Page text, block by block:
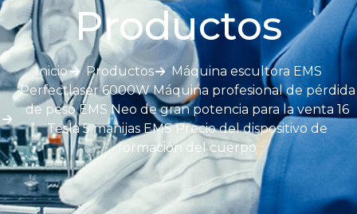
Productos
Inicio Productos
Máquina escultora EMS
Perfectlaser 6000W Máquina profesional de pérdida
de peso EMS Neo de gran potencia para la venta 16
Tesla 5 manijas EMS Precio del dispositivo de
formación del cuerpo